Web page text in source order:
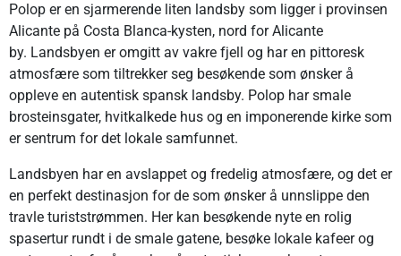
Polop er en sjarmerende liten landsby som ligger i provinsen
Alicante på Costa Blanca-kysten, nord for Alicante
by. Landsbyen er omgitt av vakre fjell og har en pittoresk
atmosfære som tiltrekker seg besøkende som ønsker å
oppleve en autentisk spansk landsby. Polop har smale
brosteinsgater, hvitkalkede hus og en imponerende kirke som
er sentrum for det lokale samfunnet.
Landsbyen har en avslappet og fredelig atmosfære, og det er
en perfekt destinasjon for de som ønsker å unnslippe den
travle turiststrømmen. Her kan besøkende nyte en rolig
spasertur rundt i de smale gatene, besøke lokale kafeer og